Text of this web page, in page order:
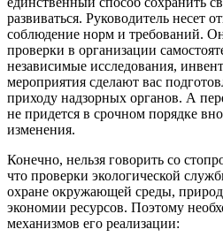
развиваться. Руководитель несет
соблюдение норм и требований.
проверки в организации
независимые исследования,
мероприятия сделают вас
приходу надзорных органов. А
не придется в срочном порядке
изменения.
Конечно, нельзя говорить со
что проверки экологической
охране окружающей среды,
экономии ресурсов. Поэтому
механизмов его реализации: